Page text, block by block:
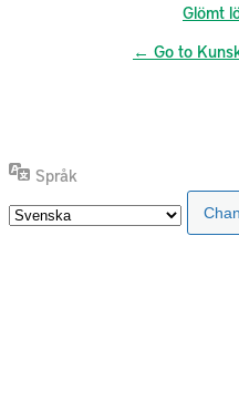
Glömt
← Go to
Språk